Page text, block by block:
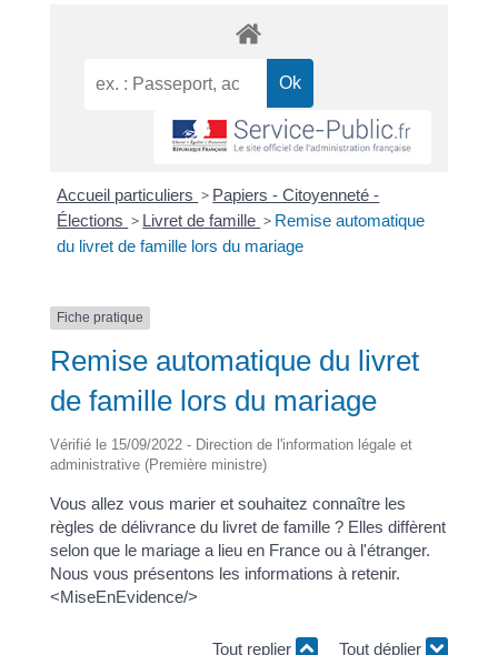
Accueil particuliers > Papiers - Citoyenneté -
Élections > Livret de famille > Remise automatique
du livret de famille lors du mariage
Fiche pratique
Remise automatique du livret
de famille lors du mariage
Vérifié le 15/09/2022 - Direction de l'information légale et
administrative (Première ministre)
Vous allez vous marier et souhaitez connaître les
règles de délivrance du livret de famille ? Elles diffèrent
selon que le mariage a lieu en France ou à l'étranger.
Nous vous présentons les informations à retenir.
<MiseEnEvidence/>
Tout replier Tout déplier